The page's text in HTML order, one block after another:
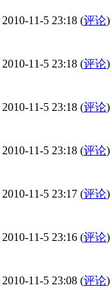
2010-11-5 23:18 (评论)
2010-11-5 23:18 (评论)
2010-11-5 23:18 (评论)
2010-11-5 23:18 (评论)
2010-11-5 23:17 (评论)
2010-11-5 23:16 (评论)
2010-11-5 23:08 (评论)